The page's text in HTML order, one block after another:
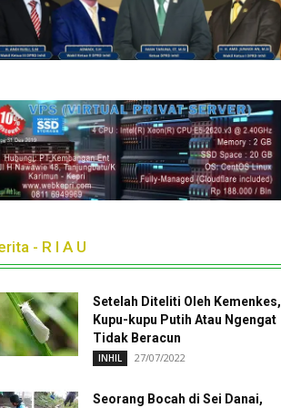
- R I A U
Setelah Diteliti Oleh Kemenkes,
Kupu-kupu Putih Atau Ngengat
Tidak Beracun
INHIL 27/07/2022
Seorang Bocah di Sei Danai,